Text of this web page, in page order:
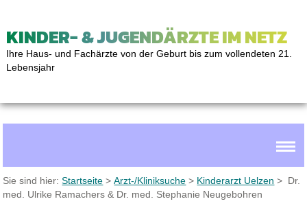
KINDER- & JUGENDÄRZTE IM NETZ
Ihre Haus- und Fachärzte von der Geburt bis zum vollendeten 21.
Lebensjahr
Sie sind hier:Startseite >Arzt-/Kliniksuche > Kinderarzt Uelzen > Dr.
med. Ulrike Ramachers & Dr. med. Stephanie Neugebohren